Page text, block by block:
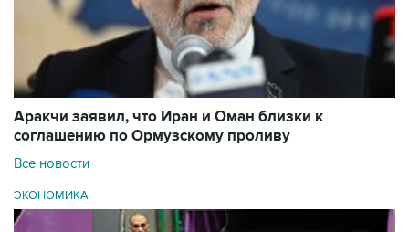
Аракчи заявил, что Иран и Оман близки к
соглашению по Ормузскому проливу
Все новости
ЭКОНОМИКА